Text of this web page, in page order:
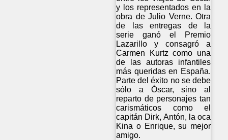
y los representados en la
obra de Julio Verne. Otra
de las entregas de la
serie ganó el Premio
Lazarillo y consagró a
Carmen Kurtz como una
de las autoras infantiles
más queridas en España.
Parte del éxito no se debe
sólo a Óscar, sino al
reparto de personajes tan
carismáticos como el
capitán Dirk, Antón, la oca
Kina o Enrique, su mejor
amigo.